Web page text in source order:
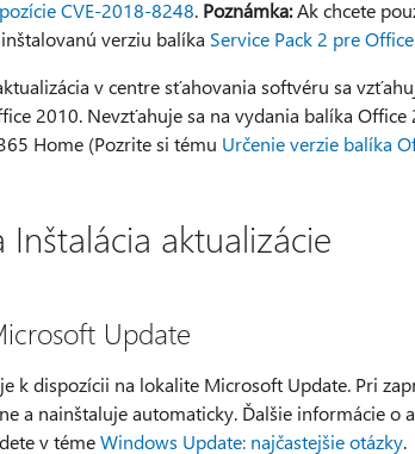
CVE-2018-8248. Poznámka:Ak chcete
verziu balíka Service Pack 2 pre
v centre sťahovania softvéru sa
2010. Nevzťahuje sa na vydania balíka
Home (Pozrite si tému Určenie verzie balíka
Inštalácia aktualizácie
Update
k dispozícii na lokalite Microsoft Update. Pri
a nainštaluje automaticky. Ďalšie informácie o
v témeWindows Update: najčastejšie otázky.